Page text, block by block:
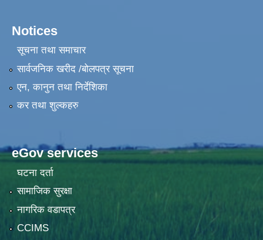
Notices
सूचना तथा समाचार
सार्वजनिक खरीद /बोलपत्र सूचना
एन, कानुन तथा निर्देशिका
कर तथा शुल्कहरु
eGov services
घटना दर्ता
सामाजिक सुरक्षा
नागरिक वडापत्र
CCIMS